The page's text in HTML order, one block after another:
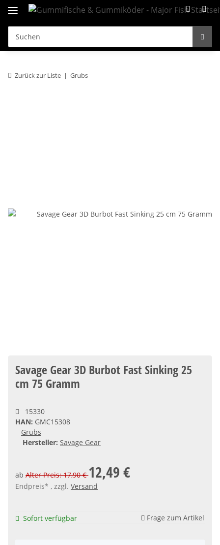
Zurück zur Liste Grubs
Savage Gear 3D Burbot Fast Sinking 25
cm 75 Gramm
15330
HAN: GMC15308
Grubs
Hersteller: Savage Gear
ab Alter Preis: 17,90 €12,49 €
Endpreis* , zzgl. Versand
Sofort verfügbar Frage zum Artikel